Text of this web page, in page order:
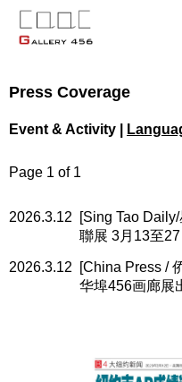
Press Coverage
Event & Activity |
Page 1 of 1
2026.3.12
[Sing Tao
聯展 3月13至
2026.3.12
[China Press /
华埠456画廊展